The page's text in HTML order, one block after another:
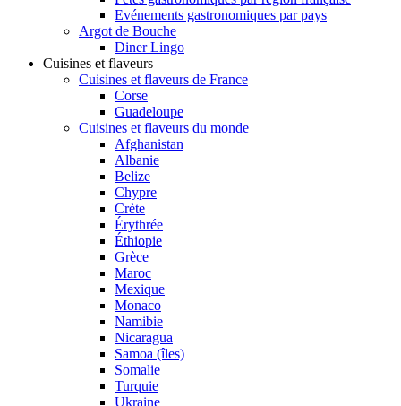
Evénements gastronomiques par pays
Argot de Bouche
Diner Lingo
Cuisines et flaveurs
Cuisines et flaveurs de France
Corse
Guadeloupe
Cuisines et flaveurs du monde
Afghanistan
Albanie
Belize
Chypre
Crète
Érythrée
Éthiopie
Grèce
Maroc
Mexique
Monaco
Namibie
Nicaragua
Samoa (îles)
Somalie
Turquie
Ukraine